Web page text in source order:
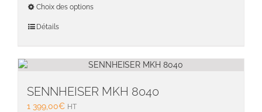
Choix des options
Détails
SENNHEISER MKH 8040
1 399,00€ HT